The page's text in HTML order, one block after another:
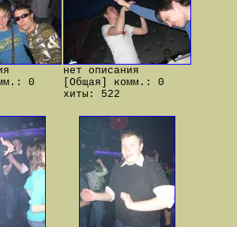
0
нет описания
[Общая] комм.: 0
хиты: 522